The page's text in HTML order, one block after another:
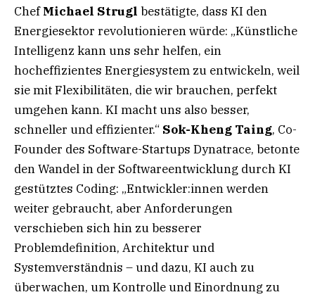
ChefMichael Strugl bestätigte, dass KI den
Energiesektor revolutionieren würde: „Künstliche
Intelligenz kann uns sehr helfen, ein
hocheffizientes Energiesystem zu entwickeln, weil
sie mit Flexibilitäten, die wir brauchen, perfekt
umgehen kann. KI macht uns also besser,
schneller und effizienter.“ Sok-Kheng Taing, Co-
Founder des Software-Startups Dynatrace, betonte
den Wandel in der Softwareentwicklung durch KI
gestütztes Coding: „Entwickler:innen werden
weiter gebraucht, aber Anforderungen
verschieben sich hin zu besserer
Problemdefinition, Architektur und
Systemverständnis – und dazu, KI auch zu
überwachen, um Kontrolle und Einordnung zu